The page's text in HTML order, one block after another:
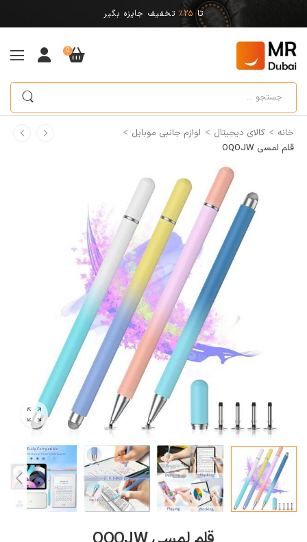
تا 25% تخفیف جایزه بگیر
0
خانه > کالای دیجیتال > لوازم جانبی موبایل >
قلم لمسی OQOJW